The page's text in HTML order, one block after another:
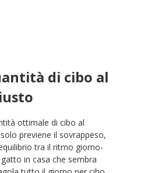
di cibo al
ottimale di cibo al
previene il sovrappeso,
tra il ritmo giorno-
in casa che sembra